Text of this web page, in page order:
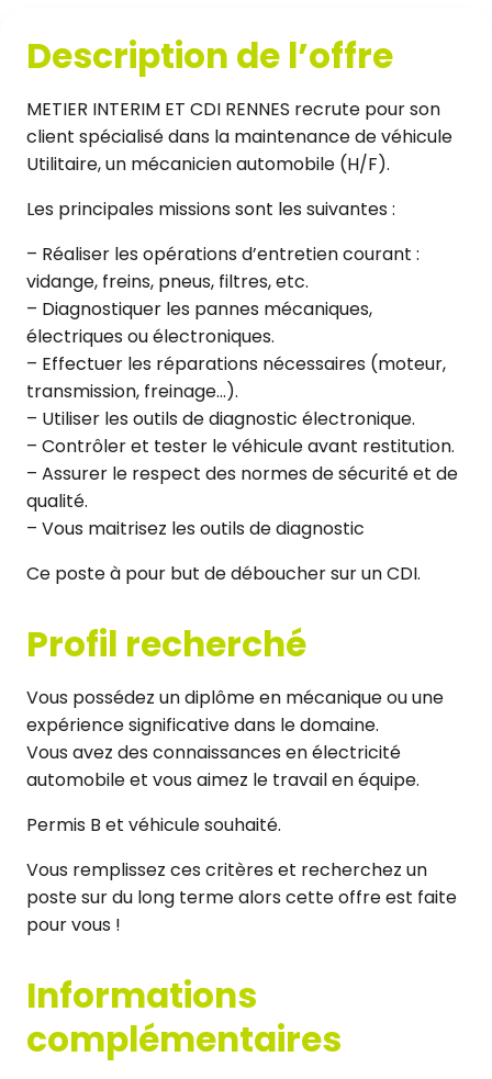
Description de l’offre
METIER INTERIM ET CDI RENNES recrute pour son
client spécialisé dans la maintenance de véhicule
Utilitaire, un mécanicien automobile (H/F).
Les principales missions sont les suivantes :
– Réaliser les opérations d’entretien courant :
vidange, freins, pneus, filtres, etc.
– Diagnostiquer les pannes mécaniques,
électriques ou électroniques.
– Effectuer les réparations nécessaires (moteur,
transmission, freinage…).
– Utiliser les outils de diagnostic électronique.
– Contrôler et tester le véhicule avant restitution.
– Assurer le respect des normes de sécurité et de
qualité.
– Vous maitrisez les outils de diagnostic
Ce poste à pour but de déboucher sur un CDI.
Profil recherché
Vous possédez un diplôme en mécanique ou une
expérience significative dans le domaine.
Vous avez des connaissances en électricité
automobile et vous aimez le travail en équipe.
Permis B et véhicule souhaité.
Vous remplissez ces critères et recherchez un
poste sur du long terme alors cette offre est faite
pour vous !
Informations
complémentaires